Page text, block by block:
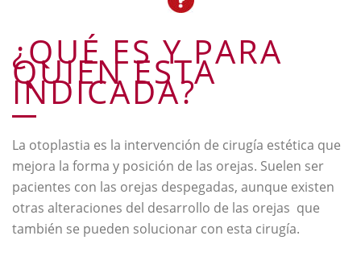
¿QUÉ ES Y PARA
QUIEN ESTA
INDICADA?
La otoplastia es la intervención de cirugía estética que
mejora la forma y posición de las orejas. Suelen ser
pacientes con las orejas despegadas, aunque existen
otras alteraciones del desarrollo de las orejas que
también se pueden solucionar con esta cirugía.